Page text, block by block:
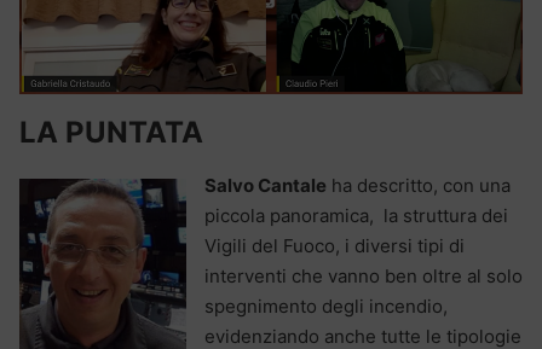
LA PUNTATA
Salvo Cantale ha descritto, con una
piccola panoramica, la struttura dei
Vigili del Fuoco, i diversi tipi di
interventi che vanno ben oltre al solo
spegnimento degli incendio,
evidenziando anche tutte le tipologie